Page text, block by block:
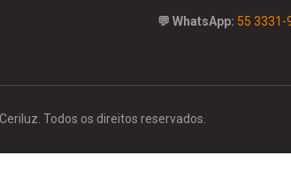
💬 WhatsApp: 55 3331-
Todos os direitos reservados.